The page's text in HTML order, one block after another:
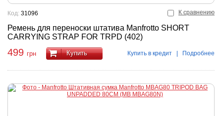
К сравнению
Ремень для переноски штатива Manfrotto SHORT
CARRYING STRAP FOR TRPD (402)
Код: 31096
499 грн Купить Купить в кредит | Подробнее